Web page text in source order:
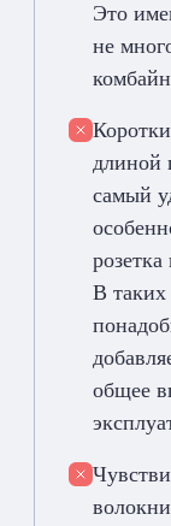
Это
не
длиной
самый
В таких
общее